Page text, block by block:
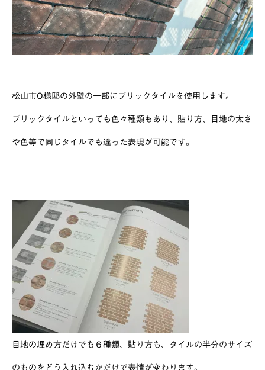
松山市O様邸の外壁の一部にブリックタイルを使用します。
ブリックタイルといっても色々種類もあり、貼り方、目地の太さ
や色等で同じタイルでも違った表現が可能です。
目地の埋め方だけでも６種類、貼り方も、タイルの半分のサイズ
のものをどう入れ込むかだけで表情が変わります。